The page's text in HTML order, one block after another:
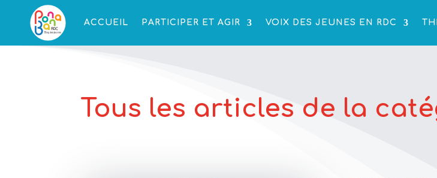
ACCUEIL PARTICIPER ET AGIR VOIX DES JEUNES EN RDC
Tous les articles de la